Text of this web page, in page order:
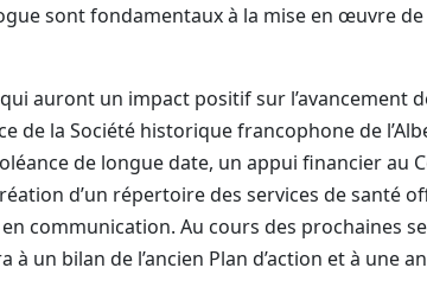
sont fondamentaux à la mise en œuvre de
auront un impact positif sur l’avancement
de la Société historique francophone de
de longue date, un appui financier au
d’un répertoire des services de santé
communication. Au cours des prochaines
à un bilan de l’ancien Plan d’action et à une